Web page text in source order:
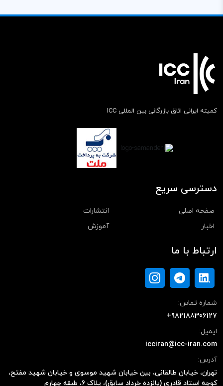
کمیته ایرانی اتاق بازرگانی بین المللی ICC
دسترسی سریع
صفحه اصلی
انتشارات
اخبار
آموزش
ارتباط با ما
شماره تماس:
+982188306127
ایمیل:
icciran@icc-iran.com
آدرس:
تهران، خیابان طالقانی، بین خیابان شهید موسوی و خیابان شهید مفتح،
کوچه استاد قادری (پانزده خرداد سابق)، پلاک ۶، طبقه چهارم